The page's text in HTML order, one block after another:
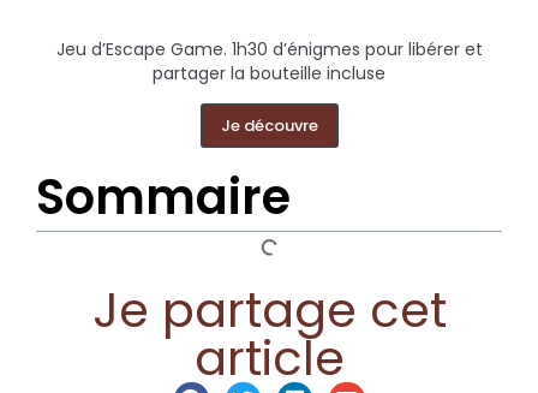
Jeu d’Escape Game. 1h30 d’énigmes pour libérer et
partager la bouteille incluse
Je découvre
Sommaire
Je partage cet
article